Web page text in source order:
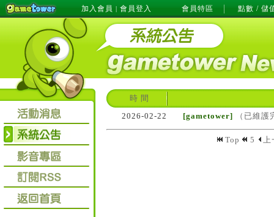
加入會員 | 會員登入 會員特區 點數 / 儲
時 間
2026-02-22
[gametower] （已維
Top 5 上